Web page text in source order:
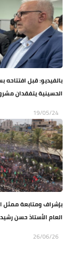
بالفيديو: قبل افتتاحه
الحسينية يتفقدان
19/05/24
بإشراف ومتابعة ممثل
العام الأستاذ حسن
26/06/26